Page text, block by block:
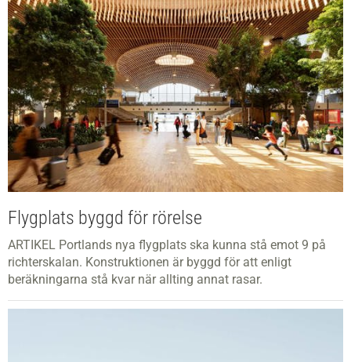
Flygplats byggd för rörelse
ARTIKEL Portlands nya flygplats ska kunna stå emot 9 på
richterskalan. Konstruktionen är byggd för att enligt
beräkningarna stå kvar när allting annat rasar.